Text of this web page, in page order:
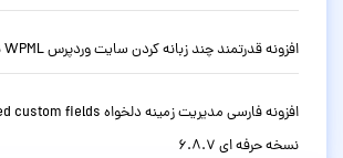
افزونه قدرتمند چند زبانه کردن سایت وردپرس WPML نسخه 4.9.6
نسخه حرفه ای 6.8.7